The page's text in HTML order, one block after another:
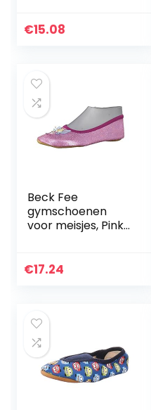
€15.08
Beck Fee
gymschoenen
voor meisjes, Pink
€17.24